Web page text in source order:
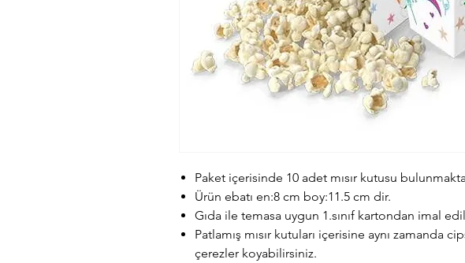
Paket içerisinde 10 adet mısır kutusu
Ürün ebatı en:8 cm boy:11.5 cm dir.
Gıda ile temasa uygun 1.sınıf kartondan imal
Patlamış mısır kutuları içerisine aynı zamanda
çerezler koyabilirsiniz.